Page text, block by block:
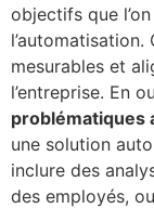
objectifs que
mesurables et
l’entreprise. En
problématiques
une solution
inclure des
des employés,